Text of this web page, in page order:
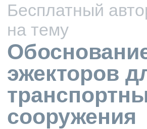
Бесплатный
на тему
эжекторов
сооружения